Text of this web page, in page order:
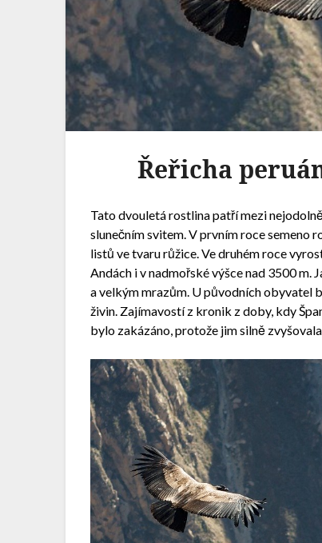
Řeřicha
Tato dvouletá rostlina patří mezi
slunečním svitem. V prvním roce semeno
listů ve tvaru růžice. Ve druhém roce
Andách i v nadmořské výšce nad 3500
a velkým mrazům. U původních obyvatel
živin. Zajímavostí z kronik z doby, kdy
bylo zakázáno, protože jim silně